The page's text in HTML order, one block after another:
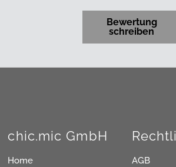
Bewertung
schreiben
chic.mic GmbH
Home
AGB